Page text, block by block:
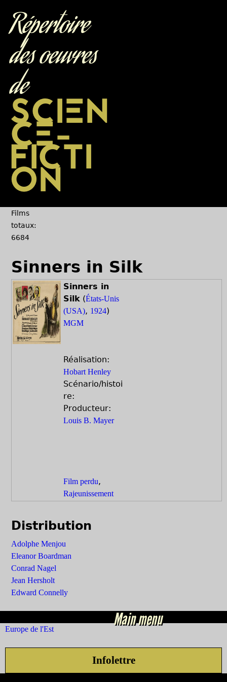
Répertoire
des oeuvres
de
SCIEN
CE-
FICTI
ON
Films
totaux:
6684
Sinners in Silk
Sinners in
Silk(États-Unis
(USA), 1924)
MGM
Réalisation:
Hobart Henley
Scénario/histoi
re:
Producteur:
Louis B. Mayer
Film perdu,
Rajeunissement
Distribution
Adolphe Menjou
Eleanor Boardman
Conrad Nagel
Jean Hersholt
Edward Connelly
Main menu
Europe de l'Est
Infolettre